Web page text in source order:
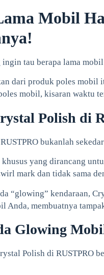
Mobil
tau berapa lama
dari produk poles mobil
mobil, kisaran waktu
Polish di
bukanlah
yang dirancang
mark dan tidak sama
“glowing” kendaraan,
Anda, membuatnya
Glowing
Polish di RUSTPRO